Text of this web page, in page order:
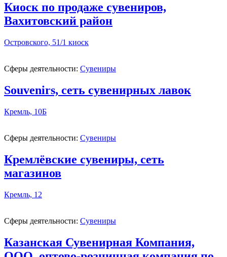
Киоск по продаже сувениров,
Вахитовский район
Островского, 51/1 киоск
Сферы деятельности: Сувениры
Souvenirs, сеть сувенирных лавок
Кремль, 10Б
Сферы деятельности: Сувениры
Кремлёвские сувениры, сеть
магазинов
Кремль, 12
Сферы деятельности: Сувениры
Казанская Сувенирная Компания,